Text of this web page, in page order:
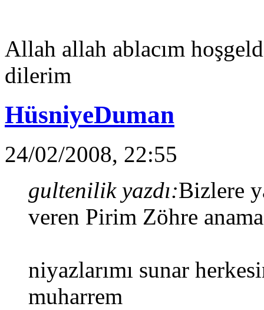
Allah allah ablacım
dilerim
HüsniyeDuman
24/02/2008, 22:55
gultenilik yazdı:Bizlere
veren Pirim Zöhre anama
niyazlarımı sunar
muharrem